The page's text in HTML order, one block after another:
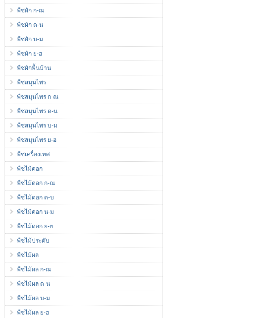
พืชผัก ก-ณ
พืชผัก ด-น
พืชผัก บ-ม
พืชผัก ย-ฮ
พืชผักพื้นบ้าน
พืชสมุนไพร
พืชสมุนไพร ก-ณ
พืชสมุนไพร ด-น
พืชสมุนไพร บ-ม
พืชสมุนไพร ย-ฮ
พืชเครื่องเทศ
พืชไม้ดอก
พืชไม้ดอก ก-ณ
พืชไม้ดอก ด-บ
พืชไม้ดอก น-ม
พืชไม้ดอก ย-ฮ
พืชไม้ประดับ
พืชไม้ผล
พืชไม้ผล ก-ณ
พืชไม้ผล ด-น
พืชไม้ผล บ-ม
พืชไม้ผล ย-ฮ